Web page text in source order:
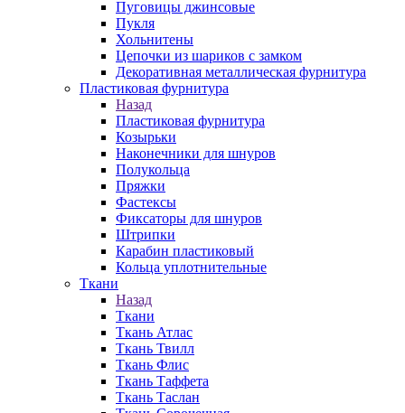
Пуговицы джинсовые
Пукля
Хольнитены
Цепочки из шариков с замком
Декоративная металлическая фурнитура
Пластиковая фурнитура
Назад
Пластиковая фурнитура
Козырьки
Наконечники для шнуров
Полукольца
Пряжки
Фастексы
Фиксаторы для шнуров
Штрипки
Карабин пластиковый
Кольца уплотнительные
Ткани
Назад
Ткани
Ткань Атлас
Ткань Твилл
Ткань Флис
Ткань Таффета
Ткань Таслан